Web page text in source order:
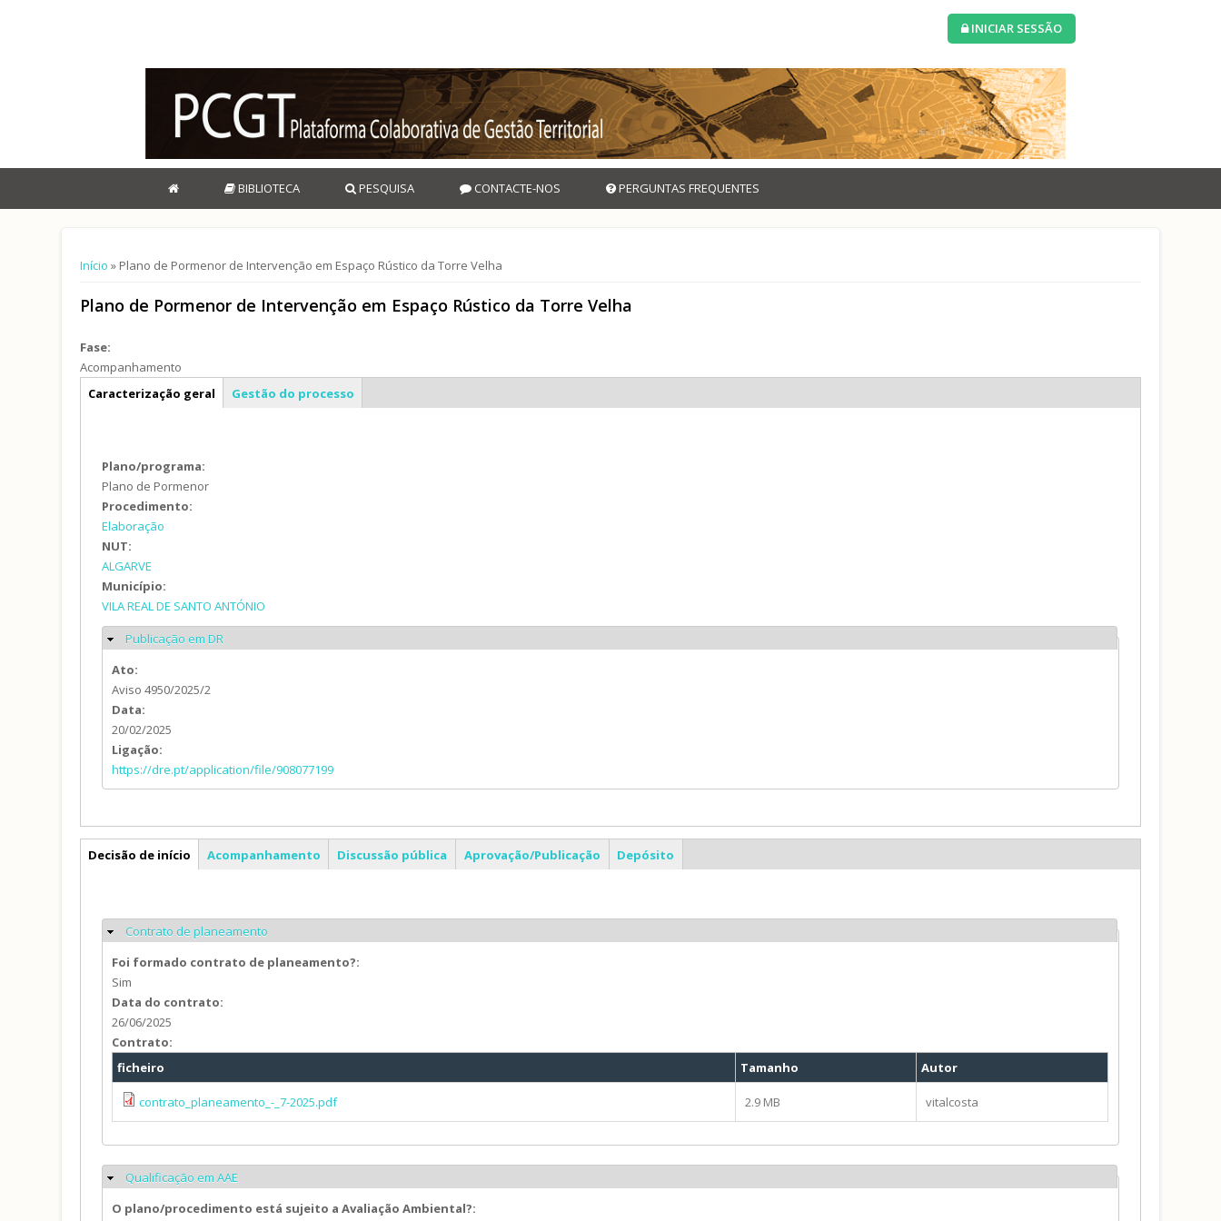
INICIAR SESSÃO
BIBLIOTECA PESQUISA CONTACTE-NOS PERGUNTAS FREQUENTES
Está aqui
Início » Plano de Pormenor de Intervenção em Espaço Rústico da Torre Velha
Plano de Pormenor de Intervenção em Espaço Rústico da Torre Velha
Fase:
Acompanhamento
Info geral
Caracterização geral Gestão do processo
Plano/programa:
Plano de Pormenor
Procedimento:
Elaboração
NUT:
ALGARVE
Município:
VILA REAL DE SANTO ANTÓNIO
Ocultar
Publicação em DR
Ato:
Aviso 4950/2025/2
Data:
20/02/2025
Ligação:
https://dre.pt/application/file/908077199
PP
Decisão de início Acompanhamento Discussão pública Aprovação/Publicação Depósito
Ocultar
Contrato de planeamento
Foi formado contrato de planeamento?:
Sim
Data do contrato:
26/06/2025
Contrato:
ficheiro
Tamanho Autor
contrato_planeamento_-_7-2025.pdf 2.9 MB vitalcosta
Ocultar
Qualificação em AAE
O plano/procedimento está sujeito a Avaliação Ambiental?: